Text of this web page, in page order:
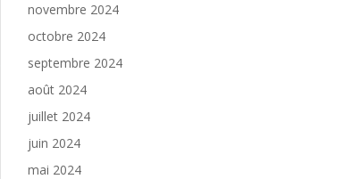
novembre 2024
octobre 2024
septembre 2024
août 2024
juillet 2024
juin 2024
mai 2024